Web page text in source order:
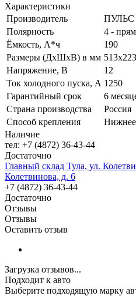
Характеристики
Производитель
ПУЛЬС
Полярность
4 -
Ёмкость, А*ч
190
Размеры (ДхШхВ) в мм
Напряжение, В
12
Ток холодного пуска, А 1250
Гарантийный срок
6
Страна производства
Россия
Способ крепления
Нижнее
Наличие
тел: +7 (4872) 36-43-44
Достаточно
Главный склад Тула, ул.
Колетвинова, д. 6
+7 (4872) 36-43-44
Достаточно
Отзывы
Отзывы
Оставить отзыв
Загрузка отзывов...
Подходит к авто
Выберите подходящую марку